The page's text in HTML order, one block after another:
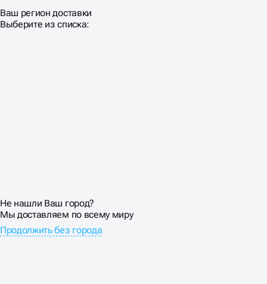
Ваш регион доставки
Выберите из списка:
Не нашли Ваш город?
Мы доставляем по всему миру
Продолжить без города